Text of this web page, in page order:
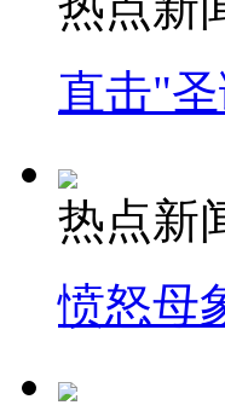
直击"
热点新
愤怒母